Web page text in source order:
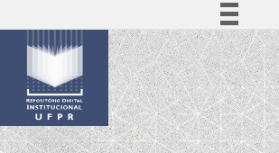
Simplifique!
Comunica BR
Participe
Acesso à informação